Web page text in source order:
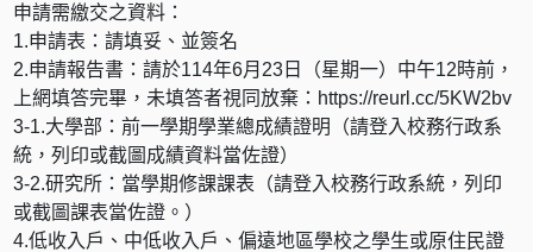
申請需繳交之資料：
1.申請表：請填妥、並簽名
2.申請報告書：請於114年6月23日（星期一）中午12時前，
上網填答完畢，未填答者視同放棄：https://reurl.cc/5KW2bv
3-1.大學部：前一學期學業總成績證明（請登入校務行政系
統，列印或截圖成績資料當佐證）
3-2.研究所：當學期修課課表（請登入校務行政系統，列印
或截圖課表當佐證。）
4.低收入戶、中低收入戶、偏遠地區學校之學生或原住民證